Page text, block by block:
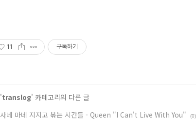
11 구독하기
'translog' 카테고리의 다른 글
사네 마네 지지고 볶는 시간들 - Queen "I Can't Live With You"
(0)